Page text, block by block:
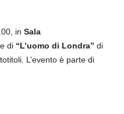
in Sala
di “L’uomo di Londra” di
L’evento è parte di